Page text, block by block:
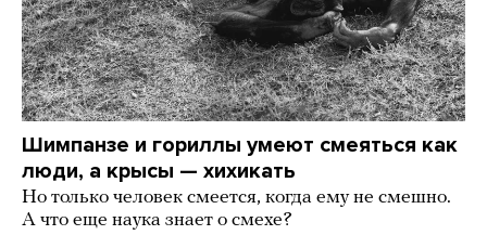
Шимпанзе и гориллы умеют смеяться как
люди, а крысы — хихикать
Но только человек смеется, когда ему не смешно.
А что еще наука знает о смехе?